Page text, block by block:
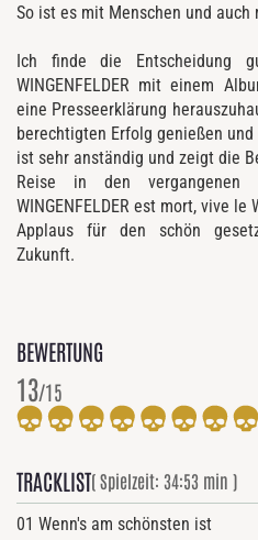
So ist es mit Menschen und auch
Ich finde die Entscheidung
WINGENFELDER mit einem
eine Presseerklärung
berechtigten Erfolg genießen
ist sehr anständig und zeigt die
Reise in den
WINGENFELDER est mort, vive le
Applaus für den schön
Zukunft.
BEWERTUNG
13/15
TRACKLIST( Spielzeit: 34:53 min )
01 Wenn's am schönsten ist